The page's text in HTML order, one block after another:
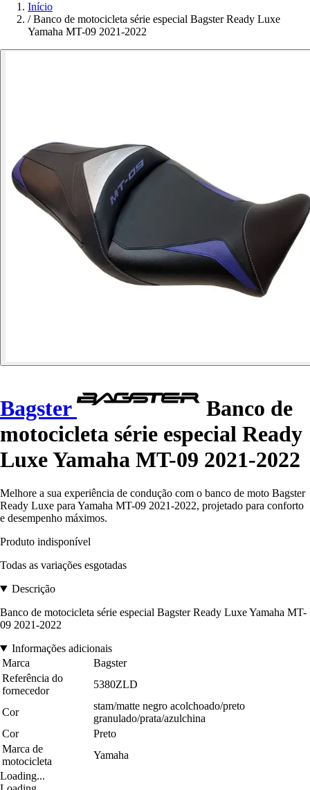
Início
/ Banco de motocicleta série especial Bagster Ready Luxe
Yamaha MT-09 2021-2022
Bagster
Banco de
motocicleta série especial Ready
Luxe Yamaha MT-09 2021-2022
Melhore a sua experiência de condução com o banco de moto Bagster
Ready Luxe para Yamaha MT-09 2021-2022, projetado para conforto
e desempenho máximos.
Produto indisponível
Todas as variações esgotadas
Descrição
Banco de motocicleta série especial Bagster Ready Luxe Yamaha MT-
09 2021-2022
Informações adicionais
Marca
Bagster
Referência do
fornecedor
5380ZLD
Cor
stam/matte negro acolchoado/preto
granulado/prata/azulchina
Cor
Preto
Marca de
motocicleta
Yamaha
Loading...